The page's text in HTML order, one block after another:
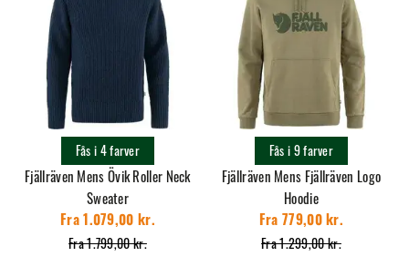
Fjällräven Mens Övik Roller Neck
Sweater
Fra 1.799,00 kr.
Fra 1.079,00 kr.
Fås i 4 farver
Fjällräven Mens Fjällräven Logo
Hoodie
Fra 1.299,00 kr.
Fra 779,00 kr.
Fås i 9 farver